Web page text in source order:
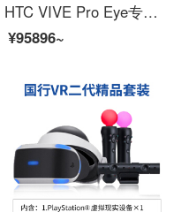
HTC VIVE Pro Eye专业版套装 智能VR眼镜 PCVR 3D头盔 2Q29200 HTC VIVE Pro Eye标配
¥95896~